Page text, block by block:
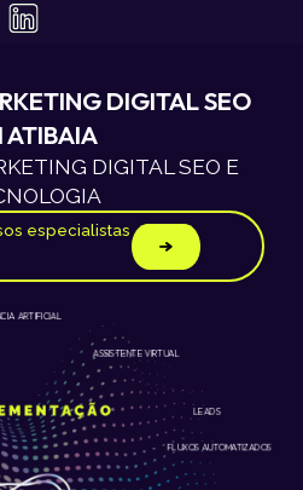
DIGITAL SEO
ATIBAIA
DIGITAL SEO E
especialistas
FLUXOS AUTOMATIZADOS
ARTIFICIAL
ASSISTENTE VIRTUAL
LEADS